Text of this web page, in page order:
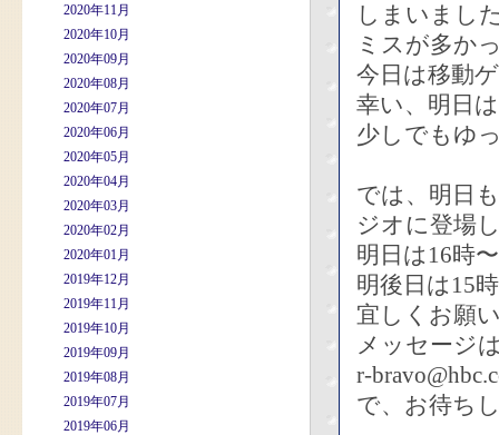
2020年11月
2020年10月
2020年09月
2020年08月
2020年07月
2020年06月
2020年05月
2020年04月
2020年03月
2020年02月
2020年01月
2019年12月
2019年11月
2019年10月
2019年09月
2019年08月
2019年07月
2019年06月
しまいまし
ミスが多か
今日は移動
幸い、明日
少しでもゆ
では、明日
ジオに登場
明日は16時〜
明後日は15
宜しくお願
メッセージ
r-
で、お待ち